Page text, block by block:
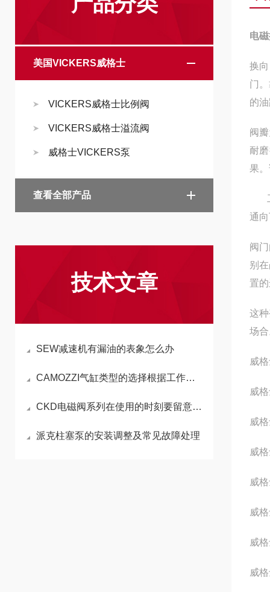
美国VICKERS威格士
VICKERS威格士比例阀
VICKERS威格士溢流阀
威格士VICKERS泵
查看全部产品
技术文章
SEW减速机有漏油的表象怎么办
CAMOZZI气缸类型的选择根据工作要求和条件来决定的
CKD电磁阀系列在使用的时刻要留意哪些规格
派克柱塞泵的安装调整及常见故障处理
电
换
门
的
阀
耐
果
工
通
阀
别
置
这
场
威
威
威
威
威
威
威
威